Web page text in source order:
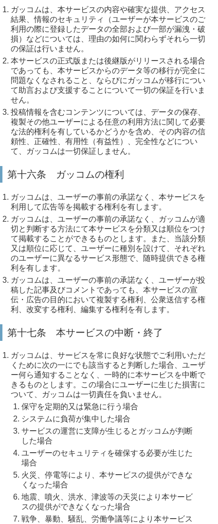
ガッコムは、本サービスの内容や確実な提供、アクセス
結果、情報のセキュリティ（ユーザーが本サービスのご
利用の際に登録したデータの全部および一部が漏洩・破
損）などについては、理由の如何に関わらずそれら一切
の保証は行いません。
本サービスの正式版または後継版がリリースされる場合
であっても、本サービスからのデータ等の移行が完全に
問題なくなされること、ならびにガッコムが移行につい
て助言および支援することについて一切の保証を行いま
せん。
投稿情報を含むコンテンツについては、データの保存、
複製その他ユーザーによる任意の利用方法に関して必要
な法的権利を有しているかどうかを含め、その内容の信
頼性、正確性、有用性（有益性）、完全性などについ
て、ガッコムは一切保証しません。
第十六条 ガッコムの権利
ガッコムは、ユーザーの事前の承諾なく、本サービスを
利用して広告等を掲載する権利を有します。
ガッコムは、ユーザーの事前の承諾なく、ガッコムが適
切と判断する方法にて本サービスを分類又は順位をつけ
て掲載することができるものとします。また、当該分類
又は順位に応じて、ユーザーに種別を設けて、それぞれ
のユーザーに異なるサービス形態で、随時提供できる権
利を有します。
ガッコムは、ユーザーの事前の承諾なく、ユーザーが投
稿した記事及びコメントであっても、本サービスの宣
伝・広告の目的において複製する権利、公衆送信する権
利、改変する権利、編集する権利を有します。
第十七条 本サービスの中断・終了
ガッコムは、サービスを常に良好な状態でご利用いただ
くために次の一にでも該当すると判断した場合、ユーザ
ー何ら通知することなく、一時的に本サービスを中断で
きるものとします。この場合にユーザーに生じた損害に
ついて、ガッコムは一切責任を負いません。
保守を定期的又は緊急に行う場合
システムに負荷が集中した場合
サービスの運営に支障が生じるとガッコムが判断
した場合
ユーザーのセキュリティを確保する必要が生じた
場合
火災、停電等により、本サービスの提供ができな
くなった場合
地震、噴火、洪水、津波等の天災により本サービ
スの提供ができなくなった場合
戦争、暴動、騒乱、労働争議等により本サービス